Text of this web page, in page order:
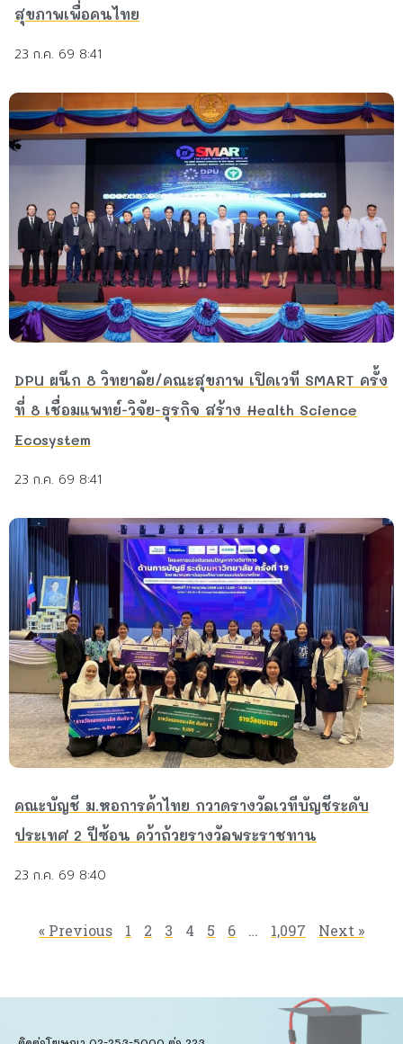
สุขภาพเพื่อคนไทย
23 ก.ค. 69 8:41
DPU ผนึก 8 วิทยาลัย/คณะสุขภาพ เปิดเวที SMART ครั้ง
ที่ 8 เชื่อมแพทย์-วิจัย-ธุรกิจ สร้าง Health Science
Ecosystem
23 ก.ค. 69 8:41
คณะบัญชี ม.หอการค้าไทย กวาดรางวัลเวทีบัญชีระดับ
ประเทศ 2 ปีซ้อน คว้าถ้วยรางวัลพระราชทาน
23 ก.ค. 69 8:40
« Previous 1 2 3 4 5 6 … 1,097 Next »